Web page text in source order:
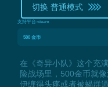
切换 普通模式
支持平台:steam
500 金币
在《奇异小队》这个充
险战场里，500金币就
伊缠得头疼或者被蝎群